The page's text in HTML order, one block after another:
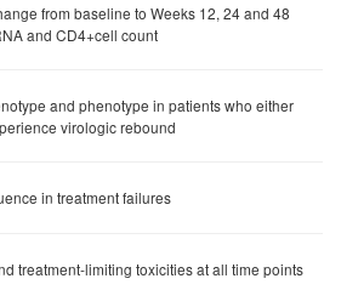
from baseline to Weeks 12, 24 and 48
and CD4+cell count
and phenotype in patients who either
virologic rebound
in treatment failures
treatment-limiting toxicities at all time points